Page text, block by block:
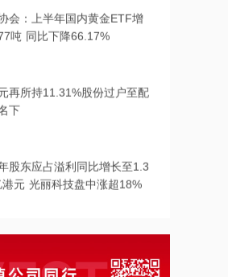
会：上半年国内黄金ETF增
吨 同比下降66.17%
再所持11.31%股份过户至配
下
股东应占溢利同比增长至1.3
港元 光丽科技盘中涨超18%
暖 茶饮股拉升 沪上阿姨大